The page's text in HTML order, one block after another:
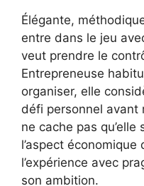
Élégante,
entre dans le jeu
veut prendre le
Entrepreneuse
organiser, elle
défi personnel avant
ne cache pas qu’elle
l’aspect
l’expérience avec
son ambition.